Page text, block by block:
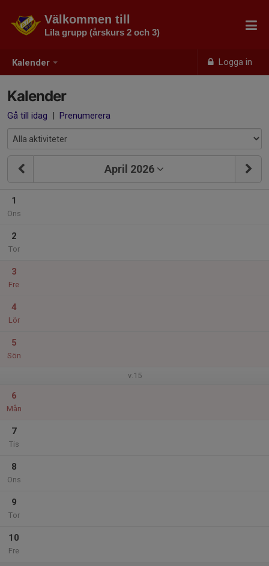
Kalender Logga in
Välkommen till
Lila grupp (årskurs 2 och 3)
Kalender
Gå till idag | Prenumerera
April 2026
1
Ons
2
Tor
3
Fre
4
Lör
5
Sön
v.15
6
Mån
7
Tis
8
Ons
9
Tor
10
Fre